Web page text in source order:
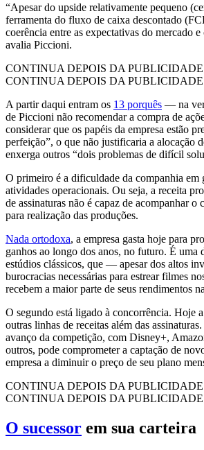
“Apesar do upside relativamente pequeno
ferramenta do fluxo de caixa descontado
coerência entre as expectativas do mercado e
avalia Piccioni.
CONTINUA DEPOIS DA PUBLICIDADE
CONTINUA DEPOIS DA PUBLICIDADE
A partir daqui entram os 13 porquês — na
de Piccioni não recomendar a compra de
considerar que os papéis da empresa estão
perfeição”, o que não justificaria a alocação
enxerga outros “dois problemas de difícil
O primeiro é a dificuldade da companhia em
atividades operacionais. Ou seja, a receita
de assinaturas não é capaz de acompanhar o
para realização das produções.
Nada ortodoxa, a empresa gasta hoje para
ganhos ao longo dos anos, no futuro. É uma
estúdios clássicos, que — apesar dos altos
burocracias necessárias para estrear filmes
recebem a maior parte de seus rendimentos
O segundo está ligado à concorrência. Hoje
outras linhas de receitas além das
avanço da competição, com Disney+,
outros, pode comprometer a captação de
empresa a diminuir o preço de seu plano
CONTINUA DEPOIS DA PUBLICIDADE
CONTINUA DEPOIS DA PUBLICIDADE
O sucessor em sua carteira